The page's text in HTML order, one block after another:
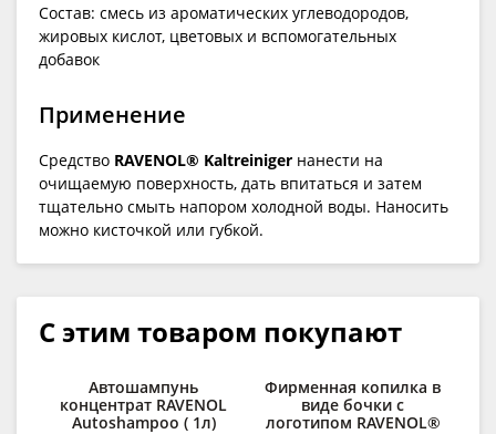
Состав: cмесь из ароматических углеводородов,
жировых кислот, цветовых и вспомогательных
добавок
Применение
Средство RAVENOL® Kaltreiniger нанести на
очищаемую поверхность, дать впитаться и затем
тщательно смыть напором холодной воды. Наносить
можно кисточкой или губкой.
С этим товаром покупают
Автошампунь
концентрат RAVENOL
Autoshampoo ( 1л)
Фирменная копилка в
виде бочки с
логотипом RAVENOL®